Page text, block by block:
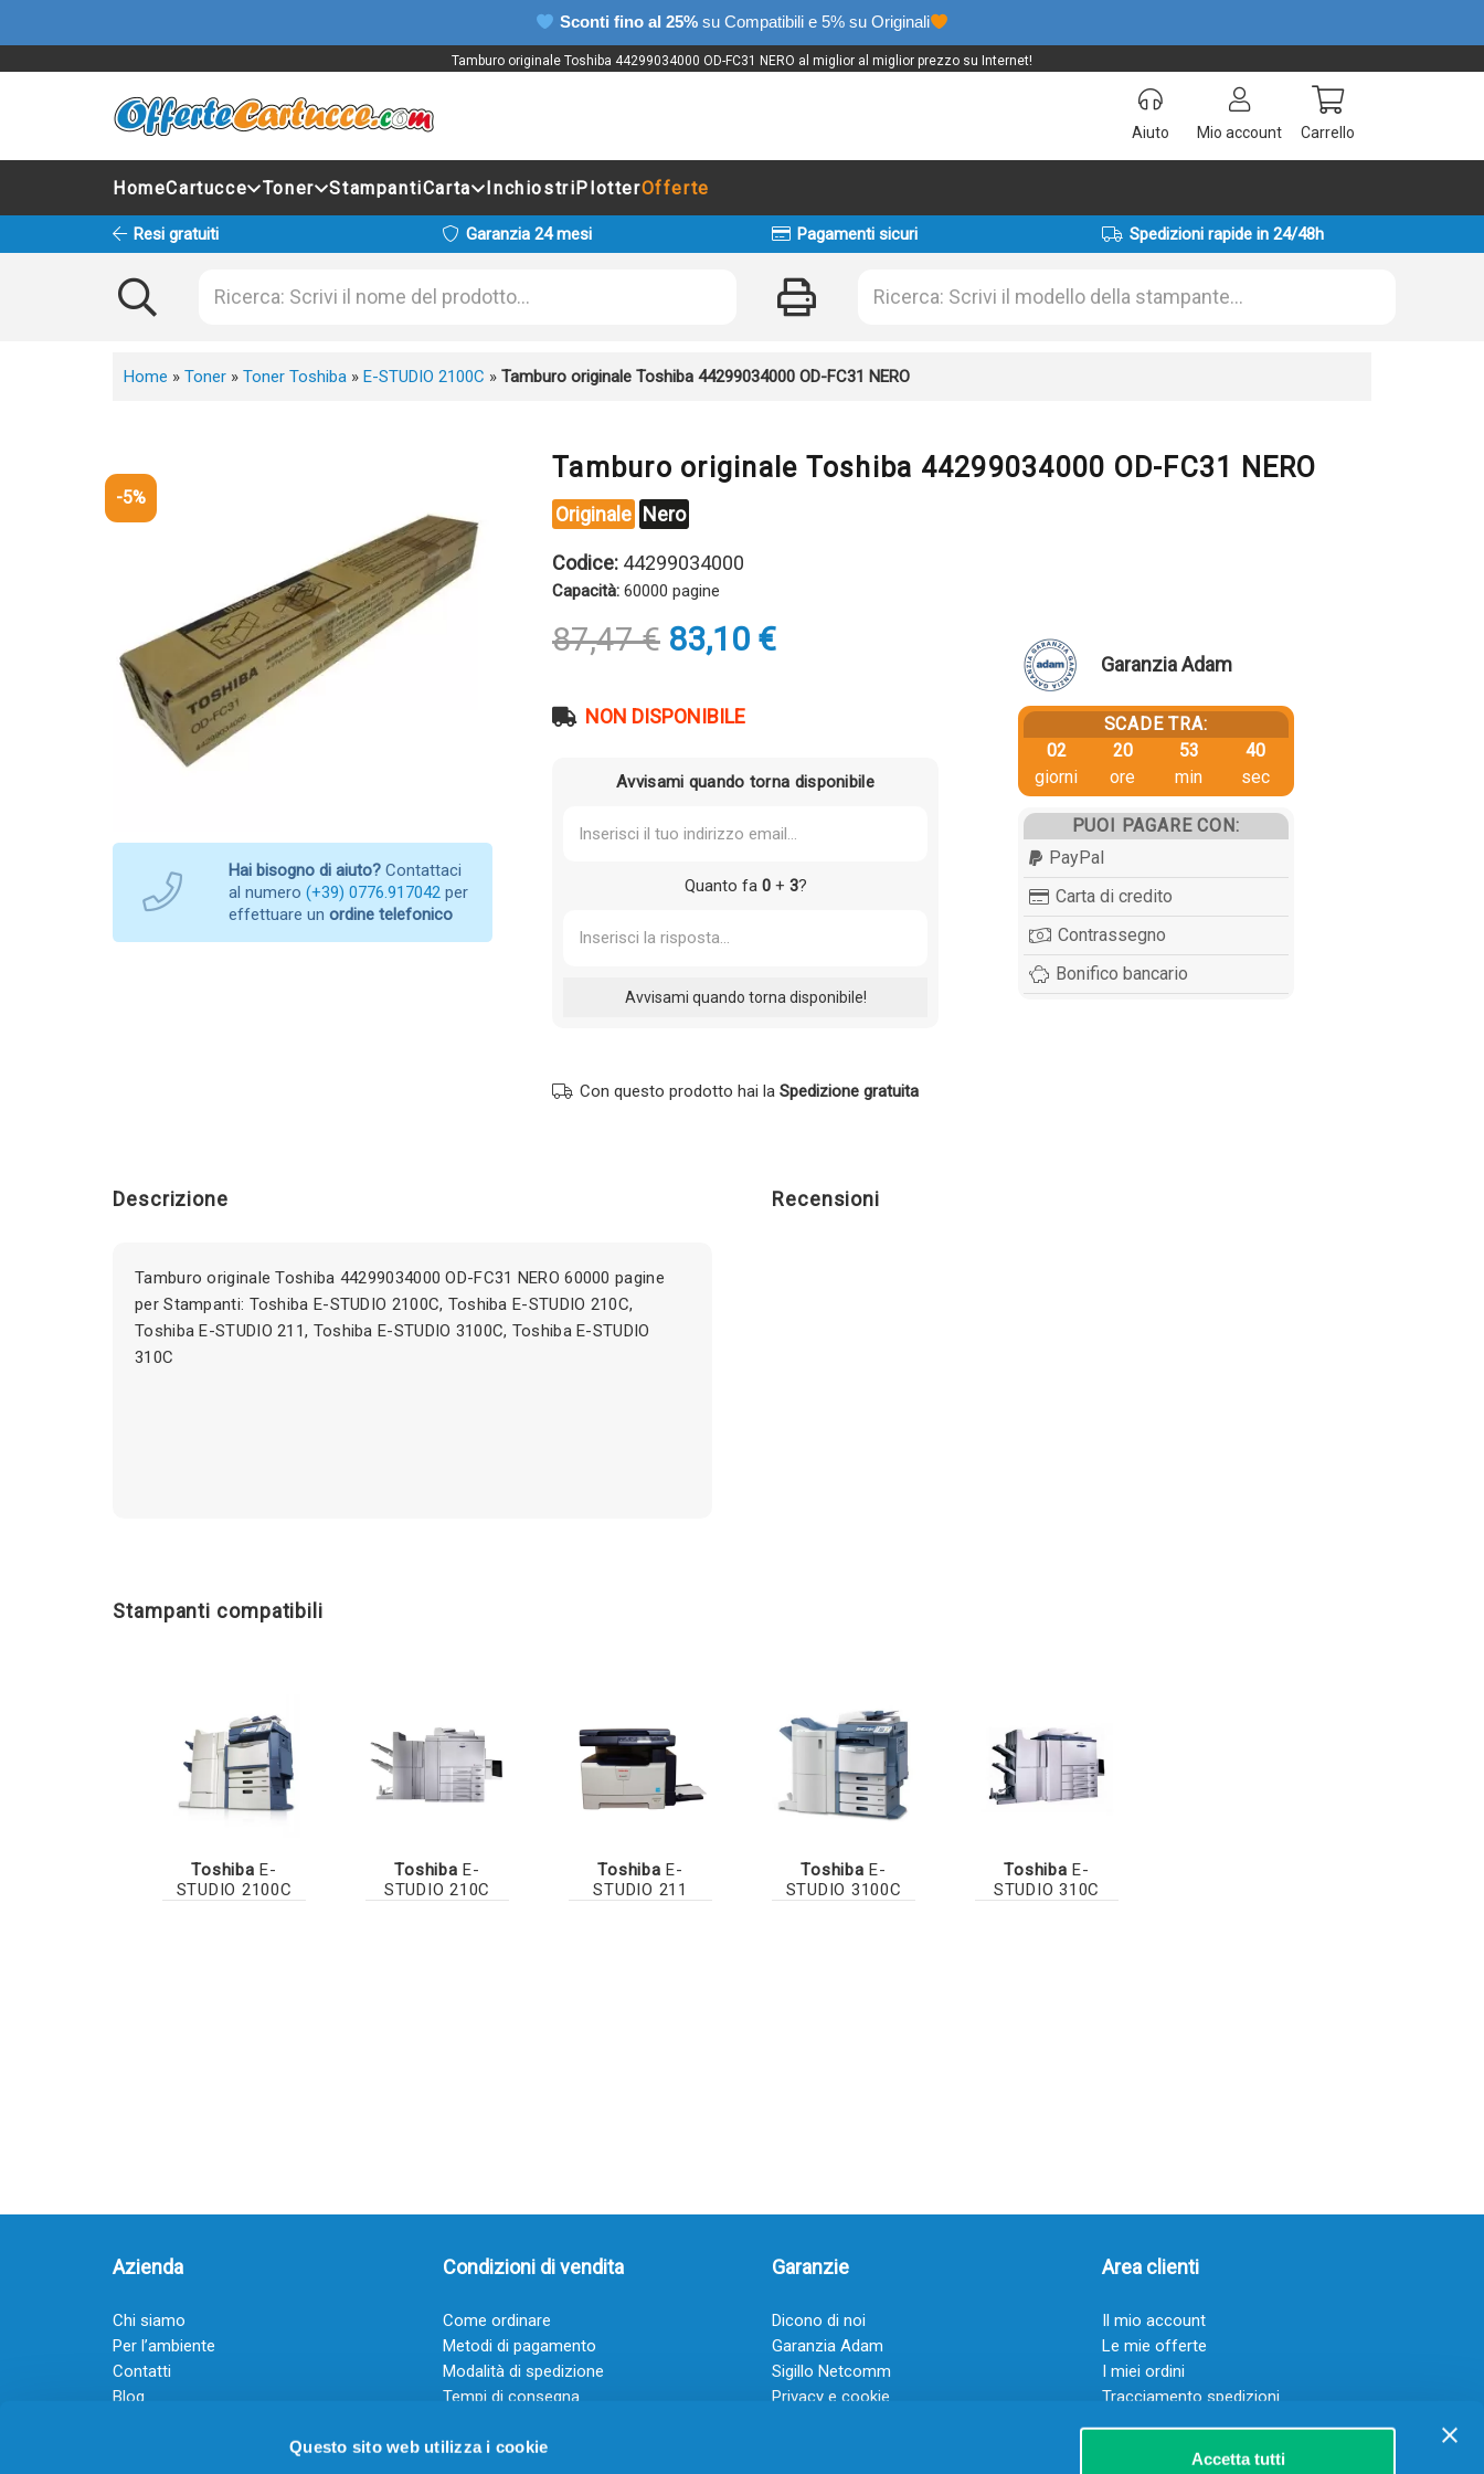
Questo sito web utilizza i cookie
Accetta tutti
Sconti fino al 25% su Compatibili e 5% su Originali
Tamburo originale Toshiba 44299034000 OD-FC31 NERO al miglior al miglior prezzo su Internet!
Aiuto Mio account Carrello
HomeCartucce Toner StampantiCarta InchiostriPlotterOfferte
Resi gratuiti Garanzia 24 mesi Pagamenti sicuri Spedizioni rapide in 24/48h
Home » Toner » Toner Toshiba » E-STUDIO 2100C » Tamburo originale Toshiba 44299034000 OD-FC31 NERO
-5%
Hai bisogno di aiuto? Contattaci
al numero (+39) 0776.917042 per
effettuare un ordine telefonico
Tamburo originale Toshiba 44299034000 OD-FC31 NERO
Originale Nero
Codice: 44299034000
Capacità: 60000 pagine
87,47€ Il
prezzo
era:
83,10 €Il
NON DISPONIBILE
Avvisami quando torna disponibile
Quanto fa 0+ 3?
Con questo prodotto hai la Spedizione gratuita
Garanzia Adam
SCADE TRA:
02
giorni
20
ore
53
min
39
sec
PUOI PAGARE CON:
PayPal
Carta di credito
Contrassegno
Bonifico bancario
Descrizione
Tamburo originale Toshiba 44299034000 OD-FC31 NERO 60000 pagine
per Stampanti: Toshiba E-STUDIO 2100C, Toshiba E-STUDIO 210C,
Toshiba E-STUDIO 211, Toshiba E-STUDIO 3100C, Toshiba E-STUDIO
310C
Recensioni
Stampanti compatibili
Toshiba E-
STUDIO 2100C
Toshiba E-
STUDIO 210C
Toshiba E-
STUDIO 211
Toshiba E-
STUDIO 3100C
Toshiba E-
STUDIO 310C
Azienda
Chi siamo
Per l’ambiente
Contatti
Blog
Guadagna con il Dropship
Condizioni di vendita
Come ordinare
Metodi di pagamento
Modalità di spedizione
Tempi di consegna
Garanzie
Dicono di noi
Garanzia Adam
Sigillo Netcomm
Privacy e cookie
Area clienti
Il mio account
Le mie offerte
I miei ordini
Tracciamento spedizioni
Resi
Servizio clienti